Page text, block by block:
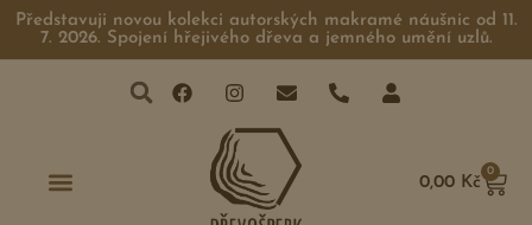
Představuji novou kolekci autorských makramé náušnic od 11.
7. 2026. Spojení hřejivého dřeva a jemného umění uzlů.
0,00 Kč
0